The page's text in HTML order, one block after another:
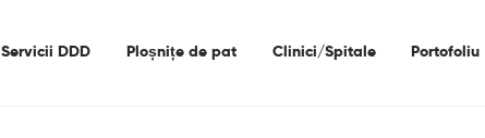
Servicii DDD Ploșnițe de pat Clinici/Spitale Portofoliu
Despre Noi